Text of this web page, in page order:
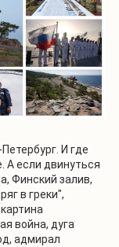
И где
А если двинуться
Финский залив,
в греки",
война, дуга
адмирал